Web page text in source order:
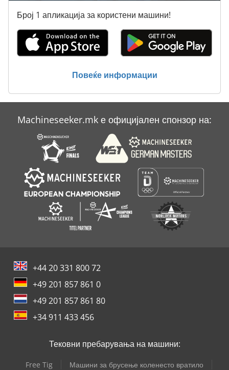
Контејнер
Силосен Контејнер Со Вентил Ca 2 5 Cbm
Број 1 апликација за користени машини!
Повеќе информации
Machineseeker.mk е официјален спонзор на:
+44 20 331 800 72
+49 201 857 861 0
+49 201 857 861 80
+34 911 433 456
Тековни пребарувања на машини:
Free Tig
Машини за брусење коленесто вратило